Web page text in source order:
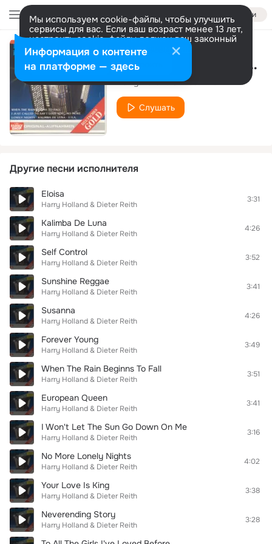
Войти
Мы используем cookie-файлы, чтобы улучшить
сервисы для вас. Если ваш возраст менее 13 лет,
настроить cookie-файлы должен ваш законный
представитель. Больше информации
Разрешить все Настроить I Just Called To Say I Love You
Harry Holland & Dieter Reith
Слушать
Другие песни исполнителя
Eloisa
Harry Holland & Dieter Reith
3:31
Kalimba De Luna
Harry Holland & Dieter Reith
4:26
Self Control
Harry Holland & Dieter Reith
3:52
Sunshine Reggae
Harry Holland & Dieter Reith
3:41
Susanna
Harry Holland & Dieter Reith
4:26
Forever Young
Harry Holland & Dieter Reith
3:49
When The Rain Beginns To Fall
Harry Holland & Dieter Reith
3:51
European Queen
Harry Holland & Dieter Reith
3:41
I Won't Let The Sun Go Down On Me
Harry Holland & Dieter Reith
3:16
No More Lonely Nights
Harry Holland & Dieter Reith
4:02
Your Love Is King
Harry Holland & Dieter Reith
3:38
Neverending Story
Harry Holland & Dieter Reith
3:28
Информация о контенте
на платформе — здесь